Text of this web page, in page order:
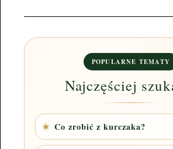
POPULARNE TEMATY
Najczęściej
Co zrobić z kurczaka?